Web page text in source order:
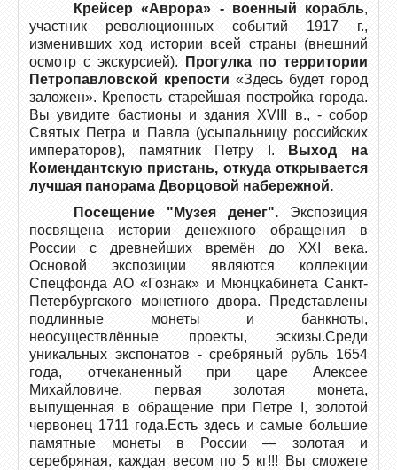
Крейсер «Аврора» - военный корабль,
участник революционных событий 1917 г.,
изменивших ход истории всей страны (внешний
осмотр с экскурсией).
Прогулка по территории
Петропавловской крепости «Здесь будет город
заложен». Крепость старейшая постройка города.
Вы увидите бастионы и здания XVIII в., - собор
Святых Петра и Павла (усыпальницу российских
императоров), памятник Петру I.
Выход на
Комендантскую пристань, откуда открывается
лучшая панорама Дворцовой набережной.
Посещение "Музея денег". Экспозиция
посвящена истории денежного обращения в
России с древнейших времён до XXI века.
Основой экспозиции являются коллекции
Спецфонда АО «Гознак» и Мюнцкабинета Санкт-
Петербургского монетного двора. Представлены
подлинные монеты и банкноты,
неосуществлённые проекты, эскизы.Среди
уникальных экспонатов - сребряный рубль 1654
года, отчеканенный при царе Алексее
Михайловиче, первая золотая монета,
выпущенная в обращение при Петре I, золотой
червонец 1711 года.Есть здесь и самые большие
памятные монеты в России — золотая и
серебряная, каждая весом по 5 кг!!! Вы сможете